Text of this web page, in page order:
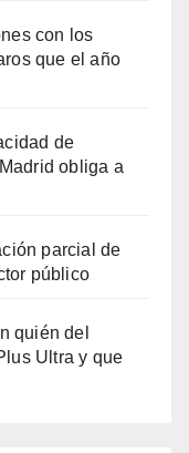
con los
que el año
de
obliga a
parcial de
público
quién del
Ultra y que